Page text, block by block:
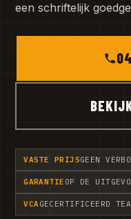
een schriftelijk
VASTE PRIJSGEEN
GARANTIE OP DE
VCAGECERTIFICEERD